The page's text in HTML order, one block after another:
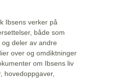
Ibsens verker på
både som
deler av andre
over og omdiktninger
om Ibsens liv
hovedoppgaver,